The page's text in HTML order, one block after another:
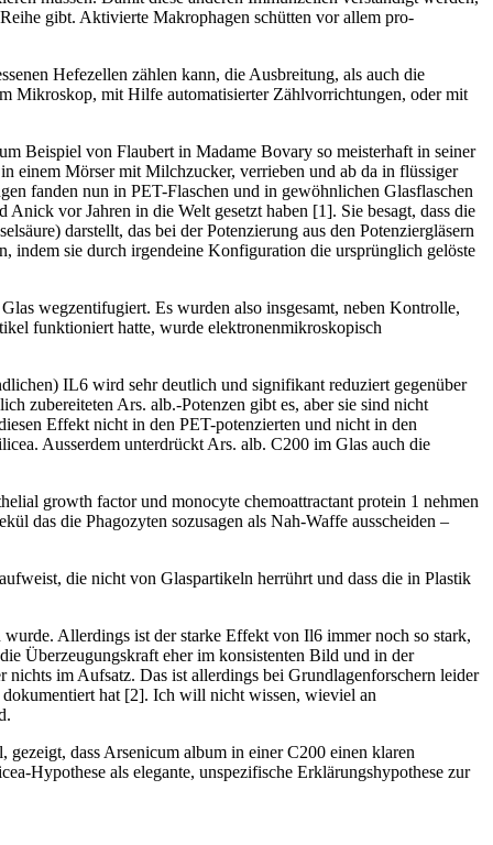
gibt. Aktivierte Makrophagen schütten vor allem pro-
Hefezellen zählen kann, die Ausbreitung, als auch die
Mikroskop, mit Hilfe automatisierter Zählvorrichtungen, oder mit
Beispiel von Flaubert in Madame Bovary so meisterhaft in seiner
einem Mörser mit Milchzucker, verrieben und ab da in flüssiger
fanden nun in PET-Flaschen und in gewöhnlichen Glasflaschen
vor Jahren in die Welt gesetzt haben [1]. Sie besagt, dass die
darstellt, das bei der Potenzierung aus den Potenziergläsern
indem sie durch irgendeine Konfiguration die ursprünglich gelöste
wegzentifugiert. Es wurden also insgesamt, neben Kontrolle,
funktioniert hatte, wurde elektronenmikroskopisch
IL6 wird sehr deutlich und signifikant reduziert gegenüber
zubereiteten Ars. alb.-Potenzen gibt es, aber sie sind nicht
Effekt nicht in den PET-potenzierten und nicht in den
Ausserdem unterdrückt Ars. alb. C200 im Glas auch die
growth factor und monocyte chemoattractant protein 1 nehmen
das die Phagozyten sozusagen als Nah-Waffe ausscheiden –
die nicht von Glaspartikeln herrührt und dass die in Plastik
Allerdings ist der starke Effekt von Il6 immer noch so stark,
Überzeugungskraft eher im konsistenten Bild und in der
im Aufsatz. Das ist allerdings bei Grundlagenforschern leider
hat [2]. Ich will nicht wissen, wieviel an
dass Arsenicum album in einer C200 einen klaren
Hypothese als elegante, unspezifische Erklärungshypothese zur